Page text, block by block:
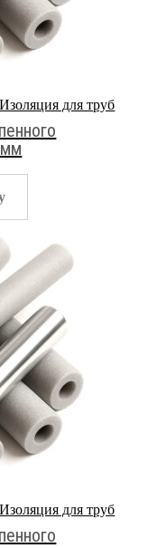
Изоляция для труб
Изоляция для труб